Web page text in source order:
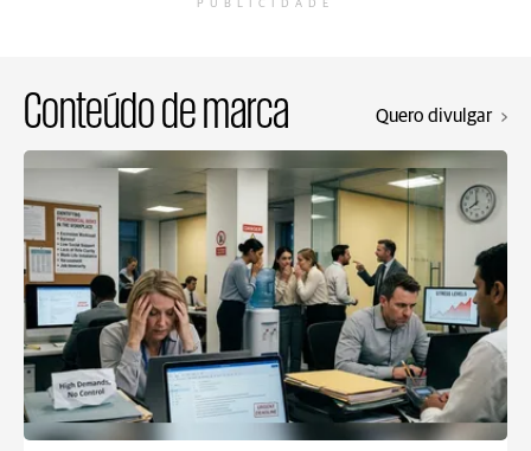
PUBLICIDADE
Conteúdo de marca Quero divulgar